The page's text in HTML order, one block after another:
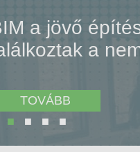
a jövő
a
TOVÁBB
■ ■ ■ ■